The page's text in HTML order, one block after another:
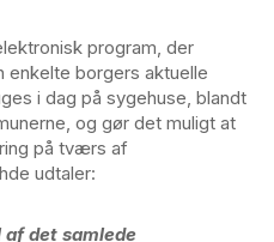
program, der
enkelte borgers aktuelle
i dag på sygehuse, blandt
og gør det muligt at
på tværs af
udtaler:
af det samlede